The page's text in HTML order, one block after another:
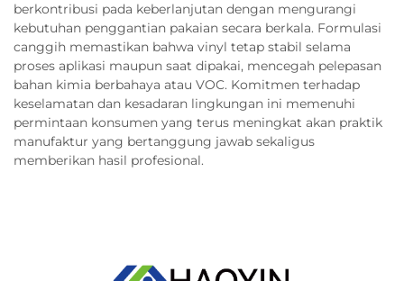
berkontribusi pada keberlanjutan dengan mengurangi
kebutuhan penggantian pakaian secara berkala. Formulasi
canggih memastikan bahwa vinyl tetap stabil selama
proses aplikasi maupun saat dipakai, mencegah pelepasan
bahan kimia berbahaya atau VOC. Komitmen terhadap
keselamatan dan kesadaran lingkungan ini memenuhi
permintaan konsumen yang terus meningkat akan praktik
manufaktur yang bertanggung jawab sekaligus
memberikan hasil profesional.